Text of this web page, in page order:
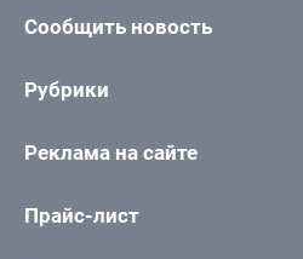
Сообщить новость
Рубрики
Реклама на сайте
Прайс-лист